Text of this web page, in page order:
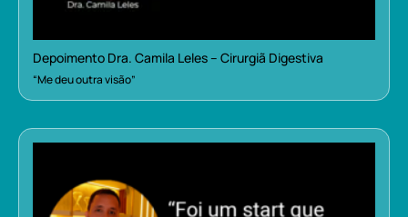
Depoimento Dra. Camila Leles – Cirurgiã Digestiva
“Me deu outra visão”